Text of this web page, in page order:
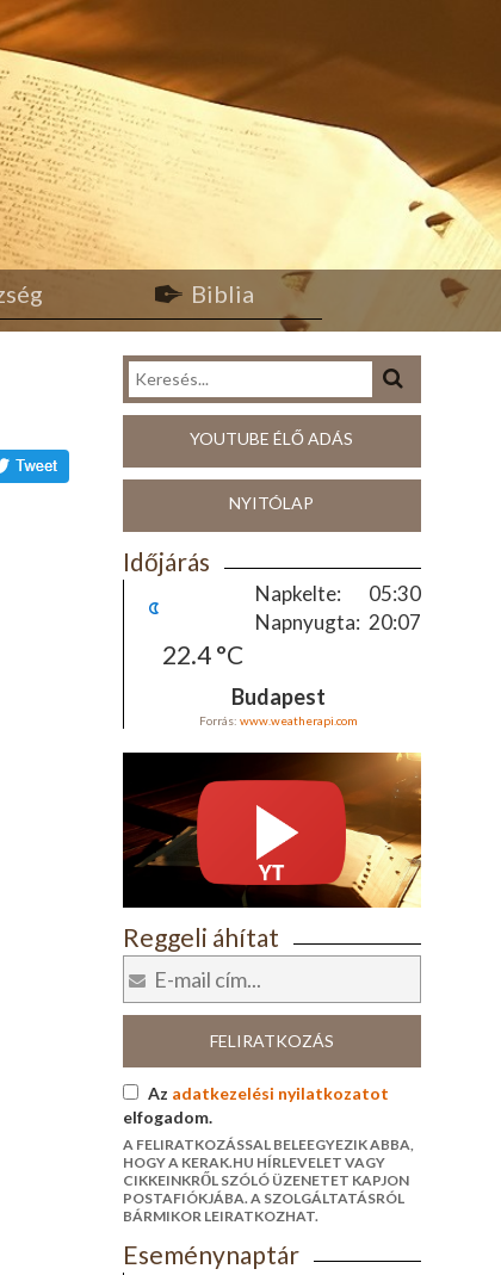
Biblia
YOUTUBE ÉLŐ ADÁS
NYITÓLAP
Időjárás
22.4 °C
Napkelte:
05:30
Napnyugta: 20:07
Budapest
Forrás: www.weatherapi.com
Reggeli áhítat
FELIRATKOZÁS
Az adatkezelési nyilatkozatot
elfogadom.
A FELIRATKOZÁSSAL BELEEGYEZIK ABBA,
HOGY A KERAK.HU HÍRLEVELET VAGY
CIKKEINKRŐL SZÓLÓ ÜZENETET KAPJON
POSTAFIÓKJÁBA. A SZOLGÁLTATÁSRÓL
BÁRMIKOR LEIRATKOZHAT.
Eseménynaptár